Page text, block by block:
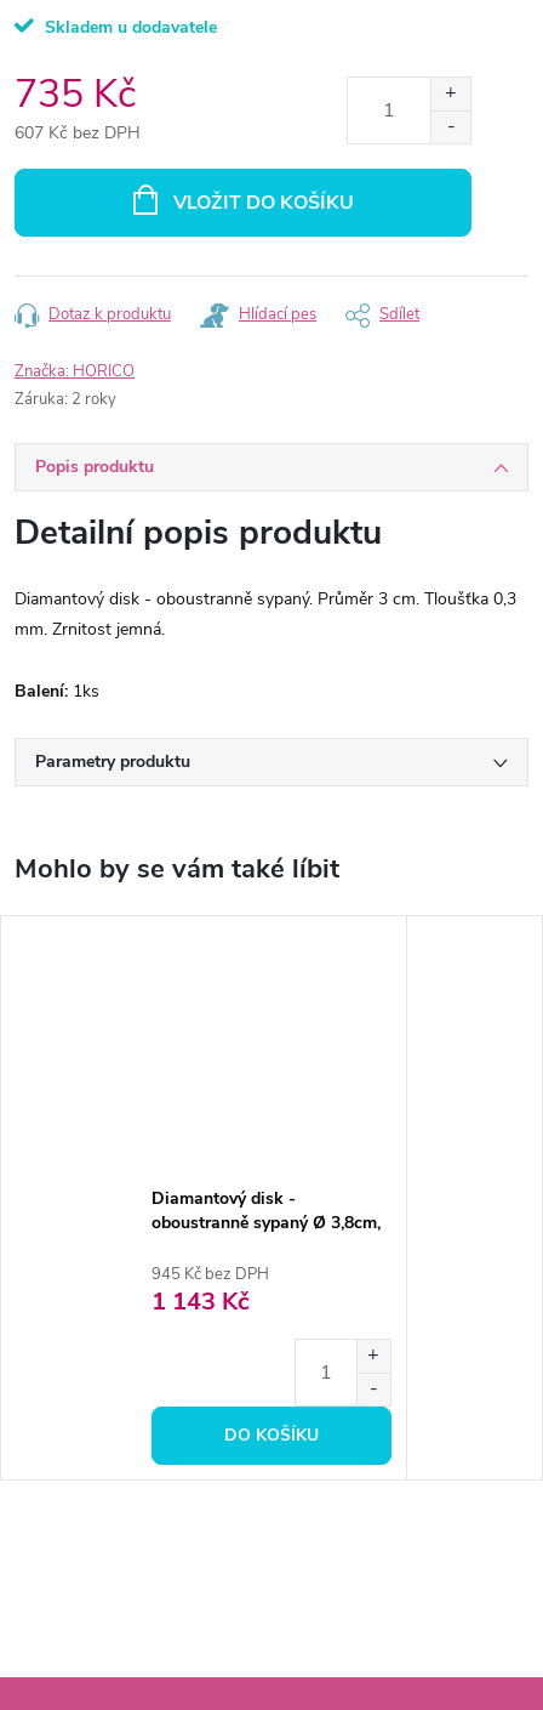
Skladem u dodavatele
735 Kč
607 Kč bez DPH
VLOŽIT DO KOŠÍKU
Dotaz k produktu Hlídací pes Sdílet
Značka: HORICO
Záruka: 2 roky
Popis produktu
Detailní popis produktu
Diamantový disk - oboustranně sypaný. Průměr 3 cm. Tloušťka 0,3
mm. Zrnitost jemná.
Balení: 1ks
Parametry produktu
Diamantový disk -
oboustranně sypaný Ø 3,8cm,
945 Kč bez DPH
1 143 Kč
DO KOŠÍKU